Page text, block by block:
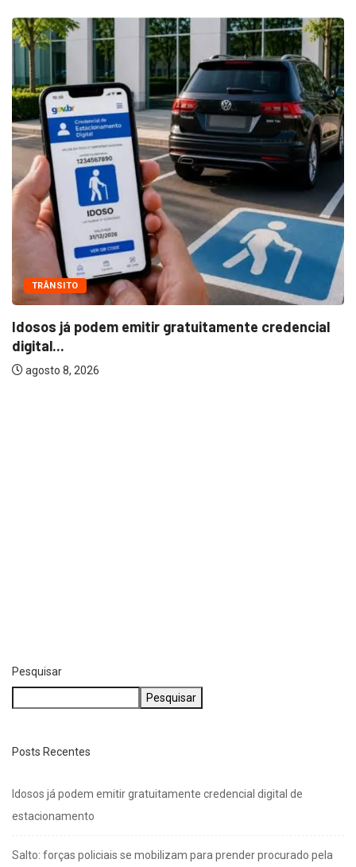
Pesquisar
Pesquisar
Posts Recentes
Idosos já podem emitir gratuitamente credencial digital de
estacionamento
Salto: forças policiais se mobilizam para prender procurado pela